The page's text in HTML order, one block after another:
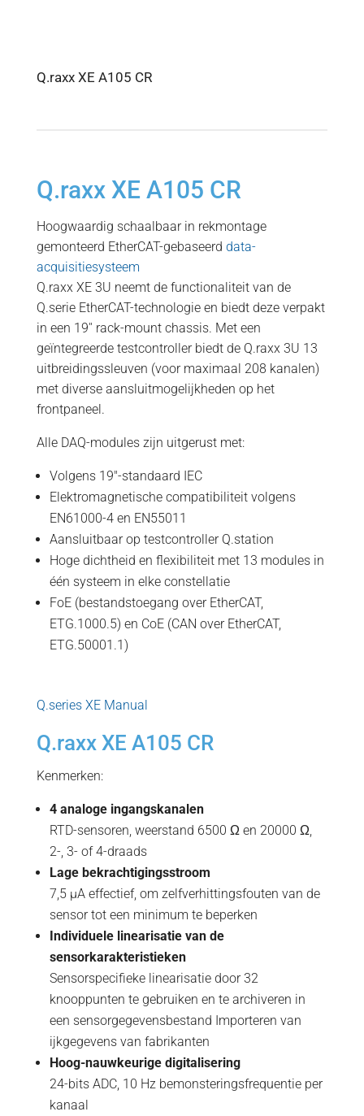
Q.raxx XE A105 CR
Q.raxx XE A105 CR
Hoogwaardig schaalbaar in rekmontage
gemonteerd EtherCAT-gebaseerd data-
acquisitiesysteem
Q.raxx XE 3U neemt de functionaliteit van de
Q.serie EtherCAT-technologie en biedt deze verpakt
in een 19′′ rack-mount chassis. Met een
geïntegreerde testcontroller biedt de Q.raxx 3U 13
uitbreidingssleuven (voor maximaal 208 kanalen)
met diverse aansluitmogelijkheden op het
frontpaneel.
Alle DAQ-modules zijn uitgerust met:
Volgens 19"-standaard IEC
Elektromagnetische compatibiliteit volgens
EN61000-4 en EN55011
Aansluitbaar op testcontroller Q.station
Hoge dichtheid en flexibiliteit met 13 modules in
één systeem in elke constellatie
FoE (bestandstoegang over EtherCAT,
ETG.1000.5) en CoE (CAN over EtherCAT,
ETG.50001.1)
Q.series XE Manual
Q.raxx XE A105 CR
Kenmerken:
4 analoge ingangskanalen
RTD-sensoren, weerstand 6500 Ω en 20000 Ω,
2-, 3- of 4-draads
Lage bekrachtigingsstroom
7,5 µA effectief, om zelfverhittingsfouten van de
sensor tot een minimum te beperken
Individuele linearisatie van de
sensorkarakteristieken
Sensorspecifieke linearisatie door 32
knooppunten te gebruiken en te archiveren in
een sensorgegevensbestand Importeren van
ijkgegevens van fabrikanten
Hoog-nauwkeurige digitalisering
24-bits ADC, 10 Hz bemonsteringsfrequentie per
kanaal